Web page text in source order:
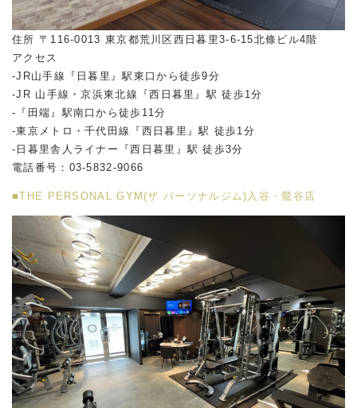
住所 〒116-0013 東京都荒川区西日暮里3-6-15北條ビル4階
アクセス
-JR山手線『日暮里』駅東口から徒歩9分
-JR 山手線・京浜東北線『西日暮里』駅 徒歩1分
-『田端』駅南口から徒歩11分
-東京メトロ・千代田線『西日暮里』駅 徒歩1分
-日暮里舎人ライナー『西日暮里』駅 徒歩3分
電話番号：03-5832-9066
■THE PERSONAL GYM(ザ パーソナルジム)入谷・鶯谷店